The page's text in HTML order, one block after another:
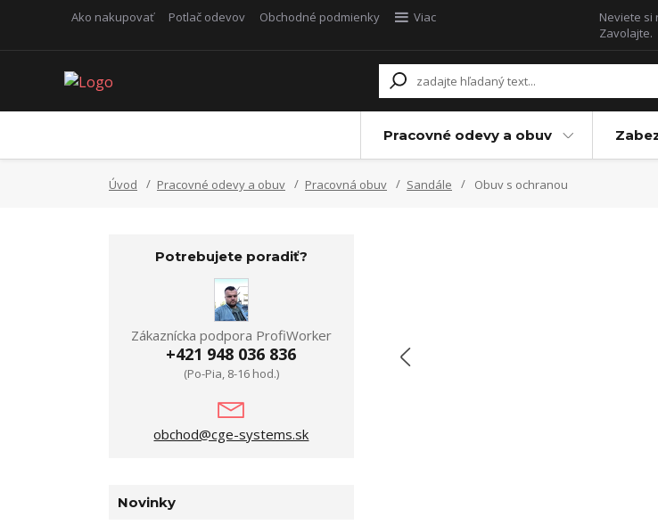
Ako nakupovať Potlač odevov Obchodné podmienky Viac
Neviete si
Zavolajte.
Pracovné odevy a obuv
Úvod Pracovné odevy a obuv Pracovná obuv Sandále Obuv s ochranou
Potrebujete poradiť?
Zákaznícka podpora ProfiWorker
+421 948 036 836
(Po-Pia, 8-16 hod.)
obchod@cge-systems.sk
Novinky